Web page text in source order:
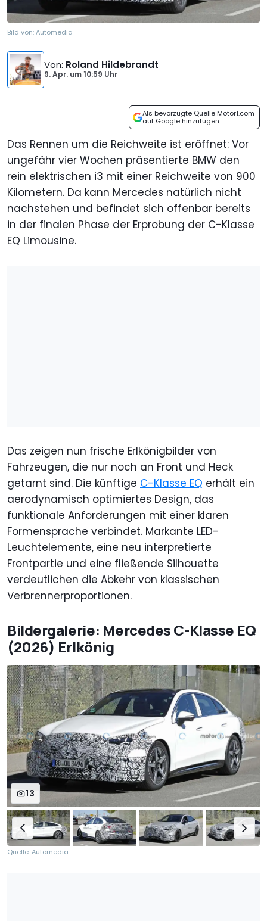
Bild von:Automedia
Von: Roland Hildebrandt
9. Apr. um10:59 Uhr
Als bevorzugte Quelle Motor1.com
auf Google hinzufügen
Das Rennen um die Reichweite ist eröffnet: Vor
ungefähr vier Wochen präsentierte BMW den
rein elektrischen i3 mit einer Reichweite von 900
Kilometern. Da kann Mercedes natürlich nicht
nachstehen und befindet sich offenbar bereits
in der finalen Phase der Erprobung der C-Klasse
EQ Limousine.
Das zeigen nun frische Erlkönigbilder von
Fahrzeugen, die nur noch an Front und Heck
getarnt sind. Die künftige C-Klasse EQ erhält ein
aerodynamisch optimiertes Design, das
funktionale Anforderungen mit einer klaren
Formensprache verbindet. Markante LED-
Leuchtelemente, eine neu interpretierte
Frontpartie und eine fließende Silhouette
verdeutlichen die Abkehr von klassischen
Verbrennerproportionen.
Bildergalerie: Mercedes C-Klasse EQ
(2026) Erlkönig
13
Quelle: Automedia